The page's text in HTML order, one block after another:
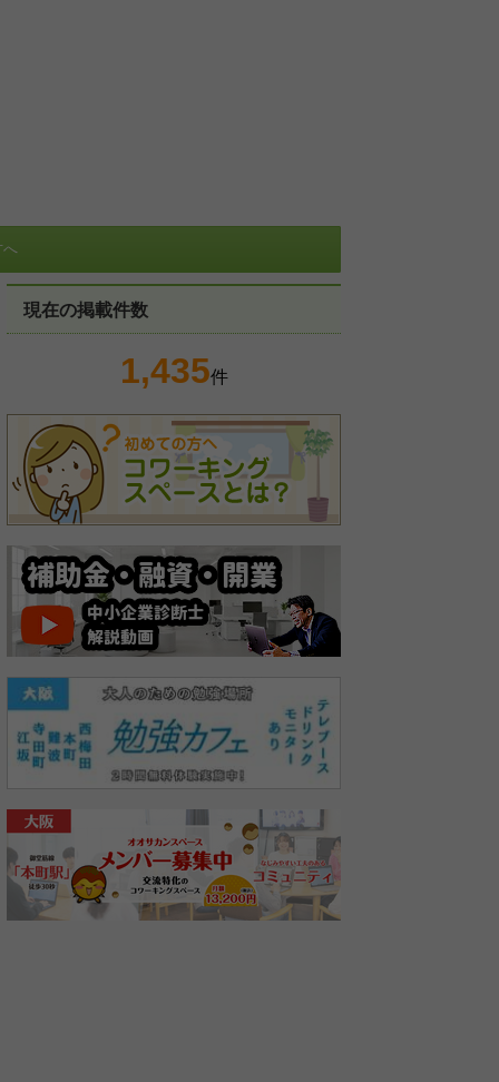
へ
現在の掲載件数
1,435件